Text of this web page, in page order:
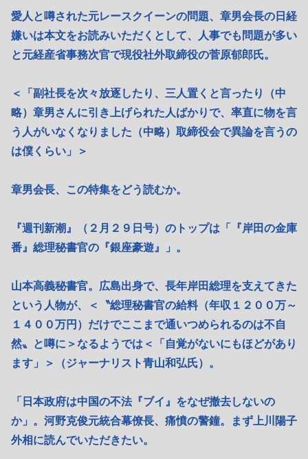
愛人と噂された元レースクイーンの問題、章男会長の日経
嫌いは本文をお読みいただくとして、人事でも問題が多い
と元経産省事務次官で現役社外取締役の菅原郁郎氏。
＜「副社長を次々放逐したり、三人置くと言ったり（中
略）章男さんに引き上げられた人ばかりで、率直に物を言
う人がいなくなりました（中略）取締役会で異論を言うの
は僕くらい」＞
章男会長、この特集をどう読むか。
『週刊新潮』（２月２９日号）のトップは「『岸田の金庫
番』総理秘書官の『銀座豪遊』」。
山本高義秘書官。広島出身で、長年岸田総理を支えてきた
という人物が、＜〝総理秘書官の給料（年収１２００万～
１４００万円）だけでここまで通いつめられるのは不自
然〟と噂に＞なるようでは＜「自覚がないにもほどがあり
ます」＞（ジャーナリスト青山和弘氏）。
「日本政府は中国の不法『ブイ』をなぜ撤去しないの
か」。河野克俊元統合幕僚長、痛憤の警鐘。まず上川陽子
外相に読んでいただきたい。